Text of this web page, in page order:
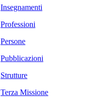
Insegnamenti
Professioni
Persone
Pubblicazioni
Strutture
Terza Missione